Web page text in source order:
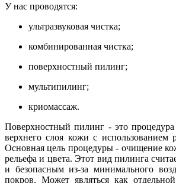
У нас проводятся:
ультразвуковая чистка;
комбинированная чистка;
поверхностный пилинг;
мультипилинг;
криомассаж.
Поверхностный пилинг - это
верхнего слоя кожи с использованием
Основная цель процедуры - очищение
рельефа и цвета. Этот вид пилинга
и безопасным из-за минимального
покров. Может являться как